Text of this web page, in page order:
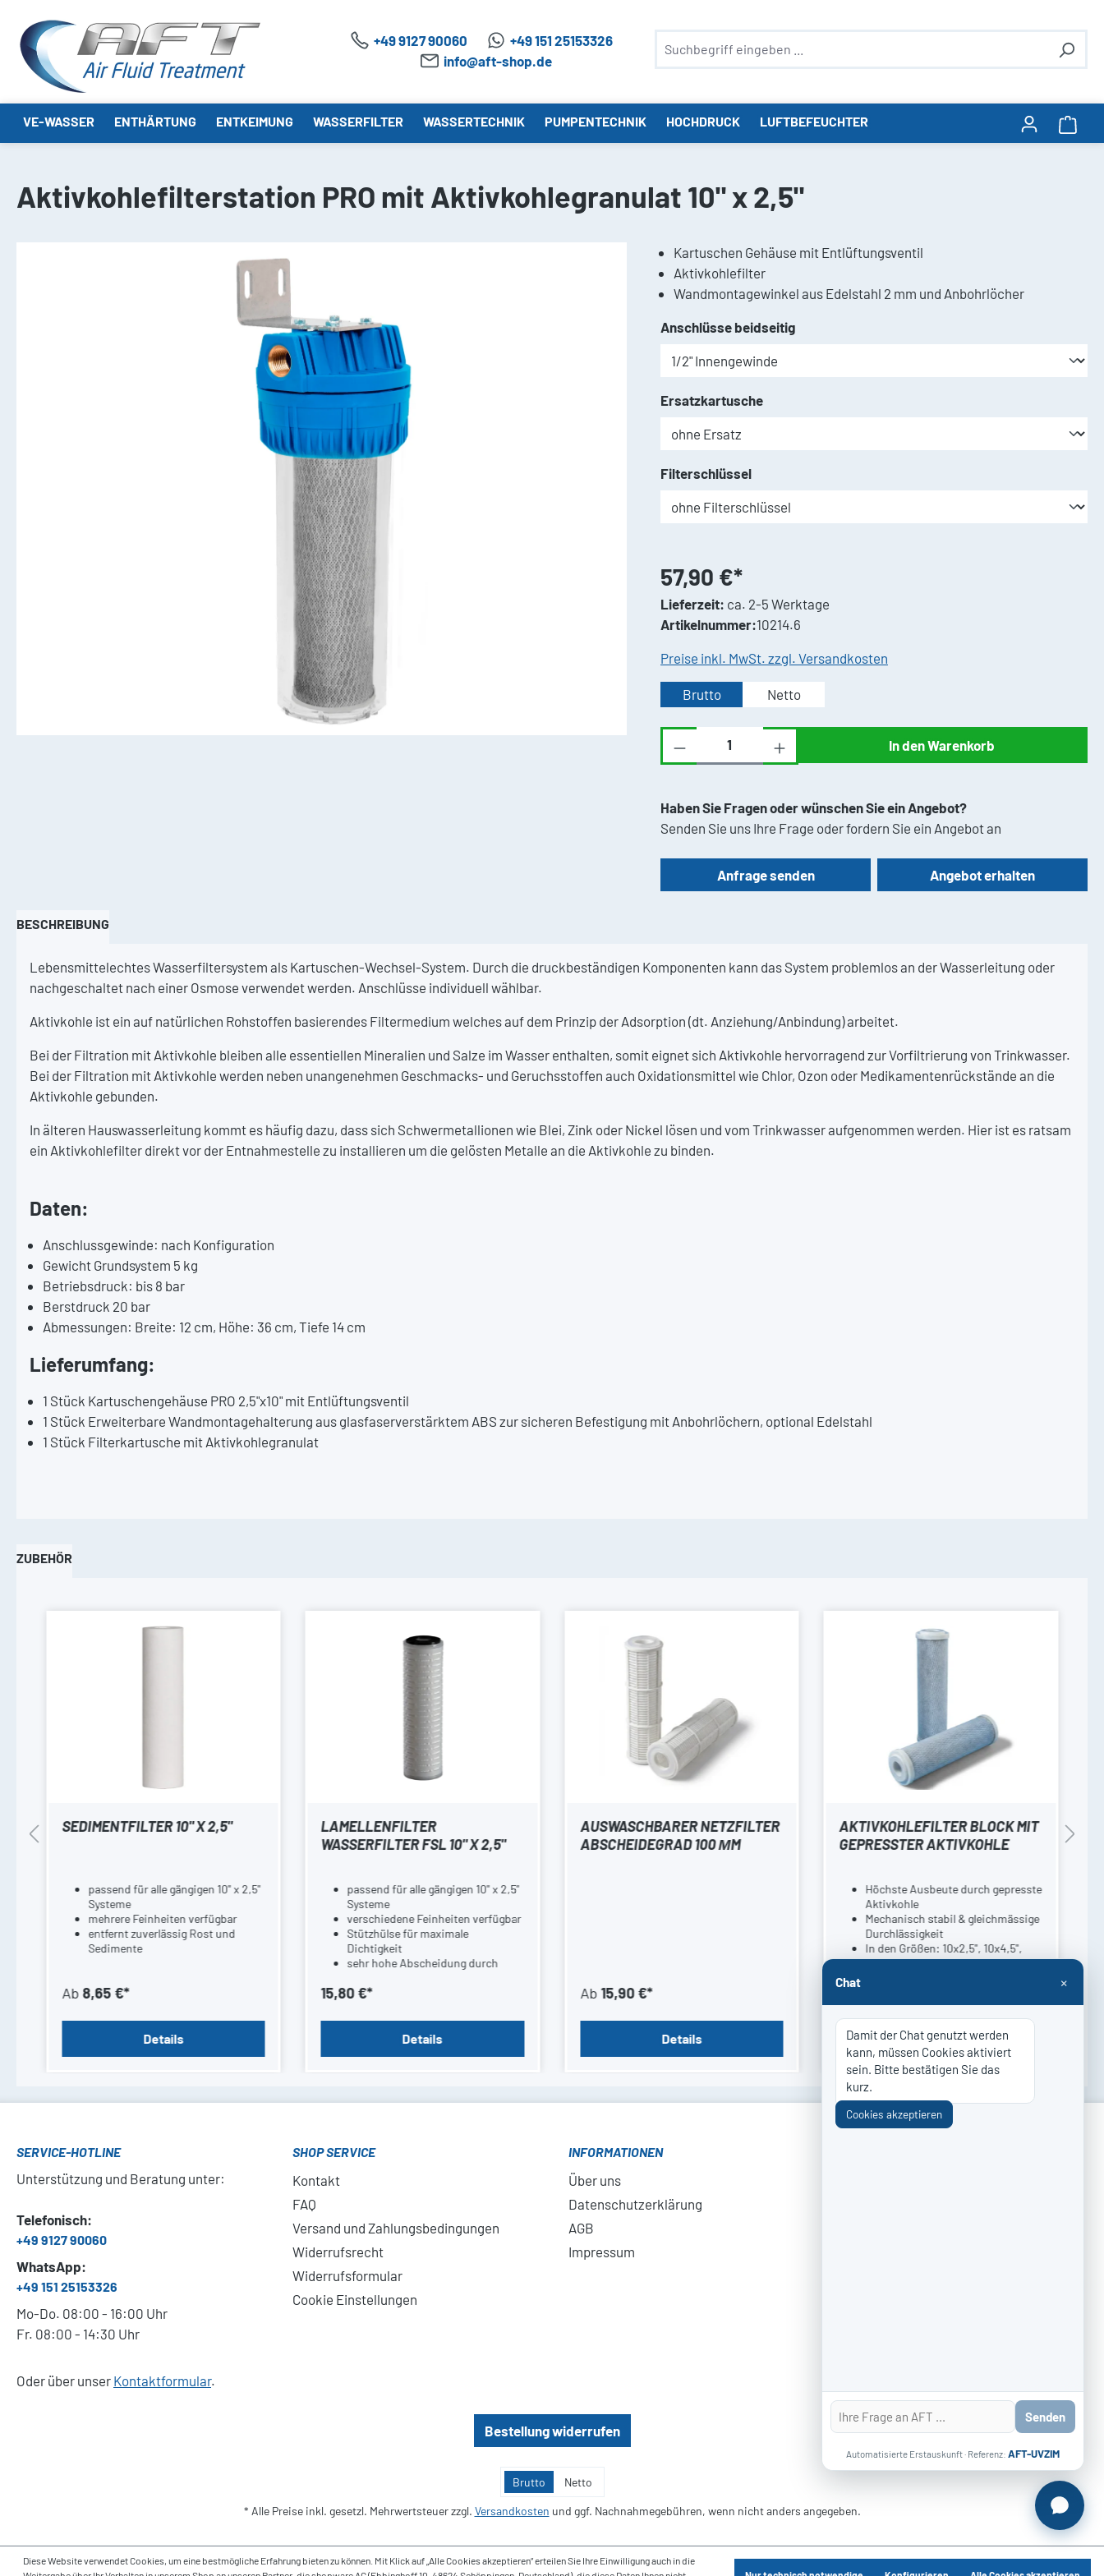
Zur Hauptnavigation springen
+49 9127 90060
+49 151 25153326
info@aft-shop.de
VE-WASSER ENTHÄRTUNG ENTKEIMUNG WASSERFILTER WASSERTECHNIK PUMPENTECHNIK HOCHDRUCK LUFTBEFEUCHTER
Aktivkohlefilterstation PRO mit Aktivkohlegranulat 10" x 2,5"
Kartuschen Gehäuse mit Entlüftungsventil
Aktivkohlefilter
Wandmontagewinkel aus Edelstahl 2 mm und Anbohrlöcher
57,90 €*
Lieferzeit: ca. 2-5 Werktage
Artikelnummer:10214.6
Preise inkl. MwSt. zzgl. Versandkosten
Brutto Netto
Anschlüsse beidseitigauswählen
Ersatzkartuscheauswählen
Filterschlüsselauswählen
Produkt Anzahl: Gib den gewünschten Wert ein
In den Warenkorb
Haben Sie Fragen oder wünschen Sie ein Angebot?
Senden Sie uns Ihre Frage oder fordern Sie ein Angebot an
Anfrage senden Angebot erhalten
BESCHREIBUNG
Lebensmittelechtes Wasserfiltersystem als Kartuschen-Wechsel-System. Durch die druckbeständigen Komponenten kann das System problemlos an der Wasserleitung oder
nachgeschaltet nach einer Osmose verwendet werden. Anschlüsse individuell wählbar.
Aktivkohle ist ein auf natürlichen Rohstoffen basierendes Filtermedium welches auf dem Prinzip der Adsorption (dt. Anziehung/Anbindung) arbeitet.
Bei der Filtration mit Aktivkohle bleiben alle essentiellen Mineralien und Salze im Wasser enthalten, somit eignet sich Aktivkohle hervorragend zur Vorfiltrierung von Trinkwasser.
Bei der Filtration mit Aktivkohle werden neben unangenehmen Geschmacks- und Geruchsstoffen auch Oxidationsmittel wie Chlor, Ozon oder Medikamentenrückstände an die
Aktivkohle gebunden.
In älteren Hauswasserleitung kommt es häufig dazu, dass sich Schwermetallionen wie Blei, Zink oder Nickel lösen und vom Trinkwasser aufgenommen werden. Hier ist es ratsam
ein Aktivkohlefilter direkt vor der Entnahmestelle zu installieren um die gelösten Metalle an die Aktivkohle zu binden.
Daten:
Anschlussgewinde: nach Konfiguration
Gewicht Grundsystem 5 kg
Betriebsdruck: bis 8 bar
Berstdruck 20 bar
Abmessungen: Breite: 12 cm, Höhe: 36 cm, Tiefe 14 cm
Lieferumfang:
1 Stück Kartuschengehäuse PRO 2,5"x10" mit Entlüftungsventil
1 Stück Erweiterbare Wandmontagehalterung aus glasfaserverstärktem ABS zur sicheren Befestigung mit Anbohrlöchern, optional Edelstahl
1 Stück Filterkartusche mit Aktivkohlegranulat
ZUBEHÖR
SEDIMENTFILTER 10" X 2,5"
passend für alle gängigen 10" x 2,5"
Systeme
mehrere Feinheiten verfügbar
entfernt zuverlässig Rost und
Sedimente
Ab8,65 €*
Details
LAMELLENFILTER
WASSERFILTER FSL 10" X 2,5"
passend für alle gängigen 10" x 2,5"
Systeme
verschiedene Feinheiten verfügbar
Stützhülse für maximale
Dichtigkeit
sehr hohe Abscheidung durch
15,80 €*
Details
AUSWASCHBARER NETZFILTER
ABSCHEIDEGRAD 100 ΜM
Ab15,90 €*
Details
AKTIVKOHLEFILTER BLOCK MIT
GEPRESSTER AKTIVKOHLE
Höchste Ausbeute durch gepresste
Aktivkohle
Mechanisch stabil & gleichmässige
Durchlässigkeit
In den Größen: 10x2,5", 10x4,5",
20x2,5", 20x4,5"
Ab15,41 €*
Details
SERVICE-HOTLINE
Unterstützung und Beratung unter:
Telefonisch:
+49 9127 90060
WhatsApp:
+49 151 25153326
Mo-Do. 08:00 - 16:00 Uhr
Fr. 08:00 - 14:30 Uhr
Oder über unser Kontaktformular.
SHOP SERVICE
Kontakt
FAQ
Versand und Zahlungsbedingungen
Widerrufsrecht
Widerrufsformular
Cookie Einstellungen
INFORMATIONEN
Über uns
Datenschutzerklärung
AGB
Impressum
Bestellung widerrufen
Brutto Netto
* Alle Preise inkl. gesetzl. Mehrwertsteuer zzgl. Versandkosten und ggf. Nachnahmegebühren, wenn nicht anders angegeben.
Diese Website verwendet Cookies, um eine bestmögliche Erfahrung bieten zu können. Mit Klick auf „Alle Cookies akzeptieren“ erteilen Sie Ihre Einwilligung auch in die
Chat ×
Damit der Chat genutzt werden
kann, müssen Cookies aktiviert
sein. Bitte bestätigen Sie das
kurz.
Cookies akzeptieren
Senden
Automatisierte Erstauskunft · Referenz: AFT-UVZIM